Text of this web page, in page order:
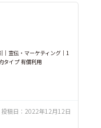
｜宣伝・マーケティング｜1
タイプ 有償利用
投稿日： 2022年12月12日